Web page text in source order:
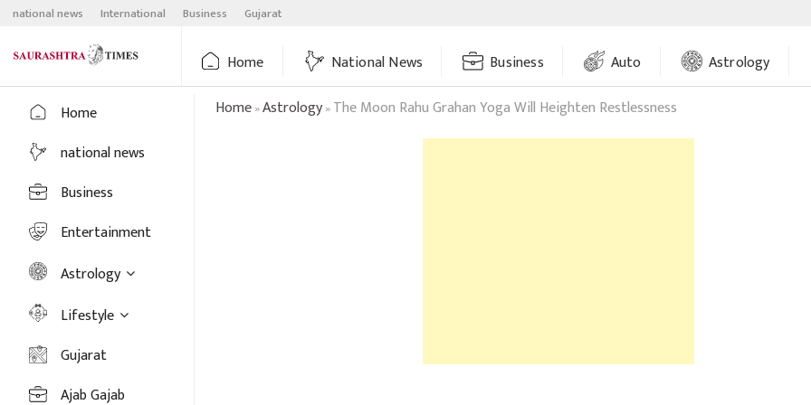
Skip
content
national news International Business Gujarat
Home National News Business Auto Astrology
Home
national news
Business
Entertainment
Astrology
Lifestyle
Gujarat
Ajab Gajab
Home»Astrology»The Moon Rahu Grahan Yoga Will Heighten Restlessness